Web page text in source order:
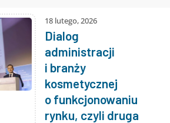
18 lutego, 2026
Dialog
administracji
i branży
kosmetycznej
o funkcjonowaniu
rynku, czyli druga